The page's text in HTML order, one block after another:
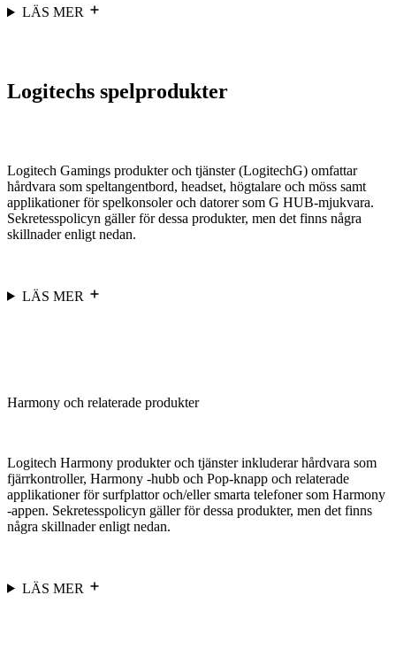
LÄS MER
Logitechs spelprodukter
Logitech Gamings produkter och tjänster (LogitechG) omfattar
hårdvara som speltangentbord, headset, högtalare och möss samt
applikationer för spelkonsoler och datorer som G HUB-mjukvara.
Sekretesspolicyn gäller för dessa produkter, men det finns några
skillnader enligt nedan.
LÄS MER
Harmony och relaterade produkter
Logitech Harmony produkter och tjänster inkluderar hårdvara som
fjärrkontroller, Harmony -hubb och Pop-knapp och relaterade
applikationer för surfplattor och/eller smarta telefoner som Harmony
-appen. Sekretesspolicyn gäller för dessa produkter, men det finns
några skillnader enligt nedan.
LÄS MER